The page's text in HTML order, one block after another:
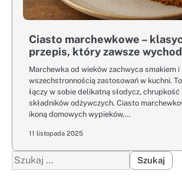
Ciasto marchewkowe –
przepis, który zawsze
Marchewka od wieków zachwyca smakiem i
wszechstronnością zastosowań w kuchni.
łączy w sobie delikatną słodycz,
składników odżywczych. Ciasto
ikoną domowych wypieków,…
11 listopada 2025
Szukaj: